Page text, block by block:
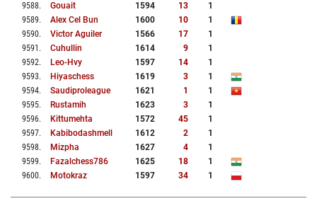
9588. Gouait 1594 13
1
9589. Alex Cel Bun 1600 10
1
9590. Victor Aguiler 1566 17
1
9591 . Cuhullin 1614 9
1
9592. Leo-Hvy 1597 14
1
9593. Hiyaschess 1619 3
1
9594. Saudiproleague 1621 1
1
9595. Rustamih 1623 3
1
9596. Kittumehta 1572 45
1
9597. Kabibodashmell 1612 2
1
9598. Mizpha 1627 4
1
9599. Fazalchess786 1625 18
1
9600. Motokraz 1597 34 1